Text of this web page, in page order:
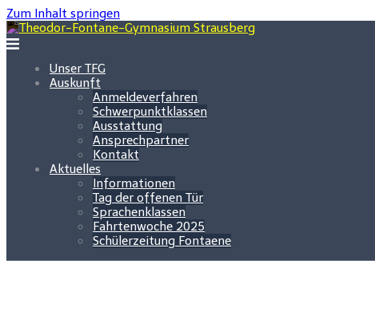
Zum Inhalt springen
Unser TFG
Auskunft
Anmeldeverfahren
Schwerpunktklassen
Ausstattung
Ansprechpartner
Kontakt
Aktuelles
Informationen
Tag der offenen Tür
Sprachenklassen
Fahrtenwoche 2025
Schülerzeitung Fontaene